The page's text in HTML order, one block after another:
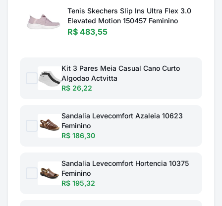
Tenis Skechers Slip Ins Ultra Flex 3.0
Elevated Motion 150457 Feminino
R$ 483,55
Kit 3 Pares Meia Casual Cano Curto
Algodao Actvitta
R$ 26,22
Sandalia Levecomfort Azaleia 10623
Feminino
R$ 186,30
Sandalia Levecomfort Hortencia 10375
Feminino
R$ 195,32